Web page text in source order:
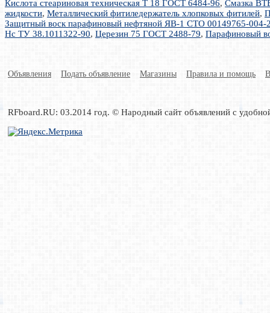
Кислота стеариновая техническая Т 18 ГОСТ 6484-96, Смазка
жидкости, Металлический фитиледержатель хлопковых фитилей,
Защитный воск парафиновый нефтяной ЯВ-1 СТО 00149765-004-
Нс ТУ 38.1011322-90, Церезин 75 ГОСТ 2488-79, Парафиновый
Объявления Подать объявление Магазины Правила и помощь
RFboard.RU: 03.2014 год. © Народный сайт объявлений с